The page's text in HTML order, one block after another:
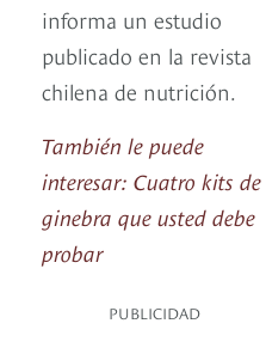
informa un estudio
publicado en la revista
chilena de nutrición.
También le puede
interesar: Cuatro kits de
ginebra que usted debe
probar
PUBLICIDAD